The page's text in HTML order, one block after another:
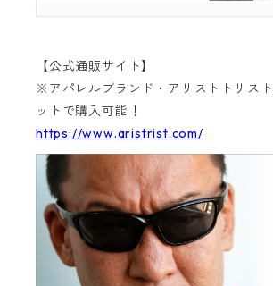
【公式通販サイト】
※アパレルブランド・アリストトリス
ットで購入可能！
https://www.aristrist.com/